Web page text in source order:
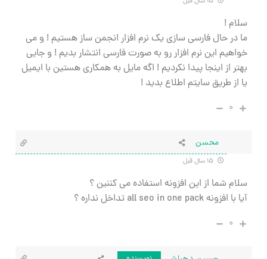
سلام !
ما در حال فارسی سازی یک نرم افزار انجمن ساز هستیم ! و می
خواهیم این نرم افزار رو به صورت فارسی انتشار بدیم ! و جایی
بهتر از اینجا پیدا نکردیم ! اگه مایل به همکاری هستین با ایمیل
یا از طریق سایتم اطلاع بدید !
۰
محسن
سلام شما از این افزونه استفاده می کننین ؟
آیا با افزونه all seo in one pack تداخل نداره ؟
۰